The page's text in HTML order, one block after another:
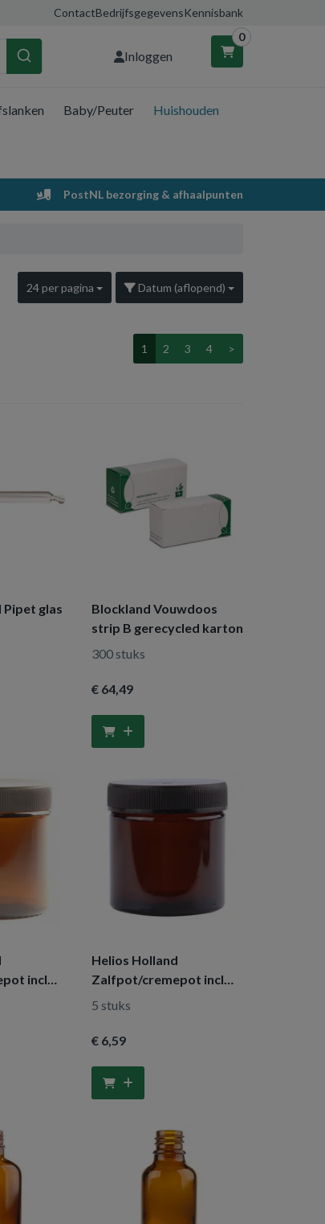
ContactBedrijfsgegevensKennisbank
Inloggen
0
winkelwagen is leeg.
Vul hem met producten.
Baby/Peuter Huishouden
PostNL bezorging & afhaalpunten
Datum (aflopend)
24 per pagina
1 2 3 4 >
Pipet glas
Blockland Vouwdoos
strip B gerecycled karton
300 stuks
€ 64,49
incl
glas
Helios Holland
Zalfpot/cremepot incl
deksel amber bruin glas
5 stuks
€ 6,59